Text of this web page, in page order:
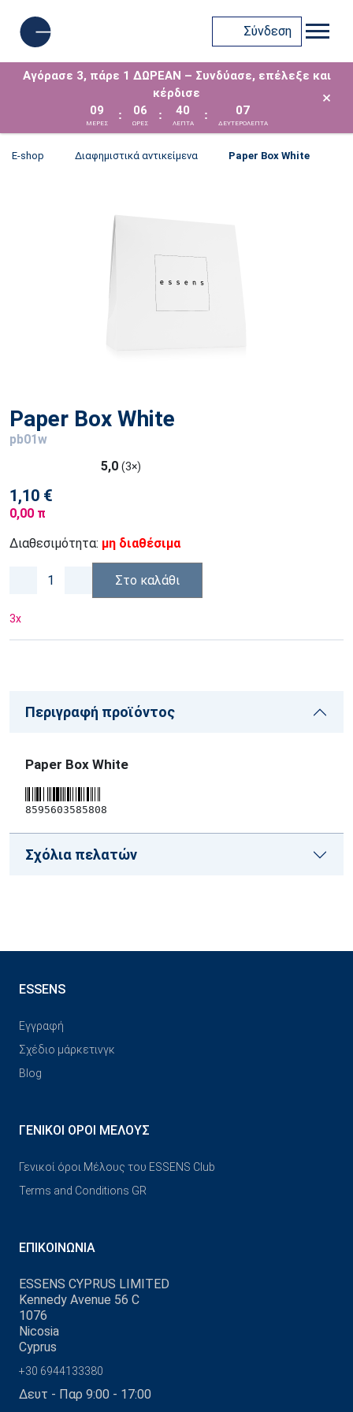
Σύνδεση
Αγόρασε 3, πάρε 1 ΔΩΡΕΑΝ – Συνδύασε, επέλεξε και
κέρδισε
09
ΜΈΡΕΣ
: 06
ΩΡΕΣ
: 40
ΛΕΠΤΑ
: 07
ΔΕΥΤΕΡΟΛΕΠΤΑ
×
E-shop Διαφημιστικά αντικείμενα Paper Box White
Paper Box White
pb01w
5,0 (3×)
1,10 €
0,00 π
Διαθεσιμότητα: μη διαθέσιμα
Στο καλάθι
3x
Περιγραφή προϊόντος
Paper Box White
8595603585808
Σχόλια πελατών
ESSENS
Εγγραφή
Σχέδιο μάρκετινγκ
Blog
ΓΕΝΙΚΟΊ ΌΡΟΙ ΜΈΛΟΥΣ
Γενικοί όροι Μέλους του ESSENS Club
Terms and Conditions GR
ΕΠΙΚΟΙΝΩΝΊΑ
ESSENS CYPRUS LIMITED
Kennedy Avenue 56 C
1076
Nicosia
Cyprus
+30 6944133380
Δευτ - Παρ 9:00 - 17:00